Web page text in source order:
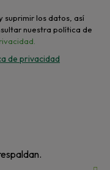
suprimir los datos, así
nuestra política de
de privacidad